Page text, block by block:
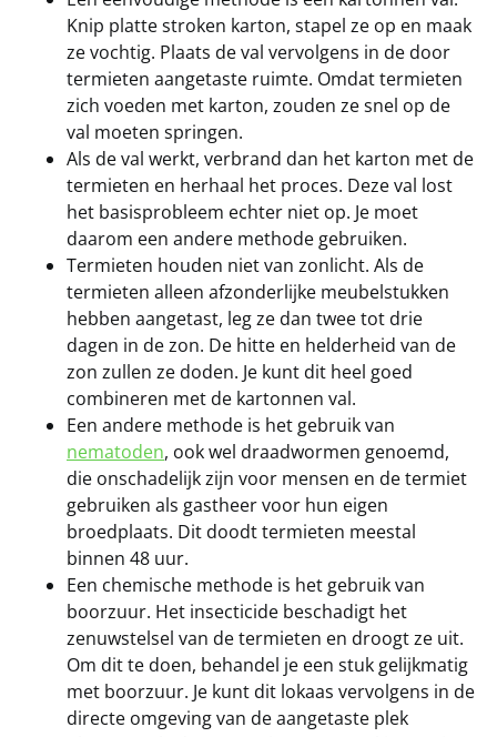
Knip platte stroken karton, stapel ze op en maak
ze vochtig. Plaats de val vervolgens in de door
termieten aangetaste ruimte. Omdat termieten
zich voeden met karton, zouden ze snel op de
val moeten springen.
Als de val werkt, verbrand dan het karton met de
termieten en herhaal het proces. Deze val lost
het basisprobleem echter niet op. Je moet
daarom een andere methode gebruiken.
Termieten houden niet van zonlicht. Als de
termieten alleen afzonderlijke meubelstukken
hebben aangetast, leg ze dan twee tot drie
dagen in de zon. De hitte en helderheid van de
zon zullen ze doden. Je kunt dit heel goed
combineren met de kartonnen val.
Een andere methode is het gebruik van
nematoden, ook wel draadwormen genoemd,
die onschadelijk zijn voor mensen en de termiet
gebruiken als gastheer voor hun eigen
broedplaats. Dit doodt termieten meestal
binnen 48 uur.
Een chemische methode is het gebruik van
boorzuur. Het insecticide beschadigt het
zenuwstelsel van de termieten en droogt ze uit.
Om dit te doen, behandel je een stuk gelijkmatig
met boorzuur. Je kunt dit lokaas vervolgens in de
directe omgeving van de aangetaste plek